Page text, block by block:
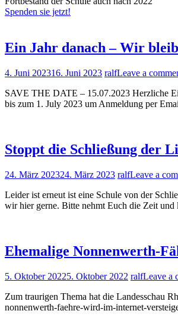
Spenden sie jetzt!
Ein Jahr danach – Wir
4. Juni 202316. Juni 2023 ralfLeave a
SAVE THE DATE – 15.07.2023 Herzliche
bis zum 1. July 2023 um Anmeldung per
Stoppt die Schließung der
24. März 202324. März 2023 ralfLeave a
Leider ist erneut ist eine Schule von der
wir hier gerne. Bitte nehmt Euch die Zeit und
Ehemalige Nonnenwerth-
5. Oktober 20225. Oktober 2022 ralfLeave a
Zum traurigen Thema hat die Landesschau
nonnenwerth-faehre-wird-im-internet-